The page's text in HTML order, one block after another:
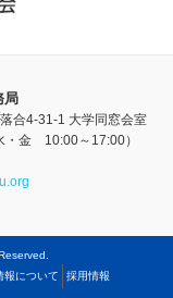
局
合4-31-1 大学同窓会室
・金 10:00～17:00）
報について 採用情報